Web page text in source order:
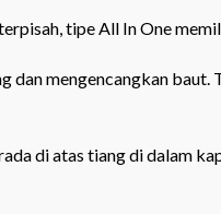
tipe All In One
dan mengencangkan
di atas tiang di dalam